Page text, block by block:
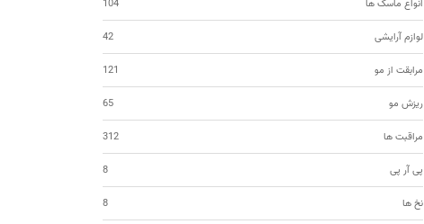
انواع ماسک ها 104
لوازم آرایشی 42
مرابقت از مو 121
ریزش مو 65
مراقبت ها 312
پی آر پی 8
نخ ها 8